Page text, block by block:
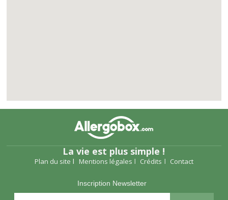
La vie est plus simple !
Plan du site Mentions légales Crédits Contact
Inscription Newsletter